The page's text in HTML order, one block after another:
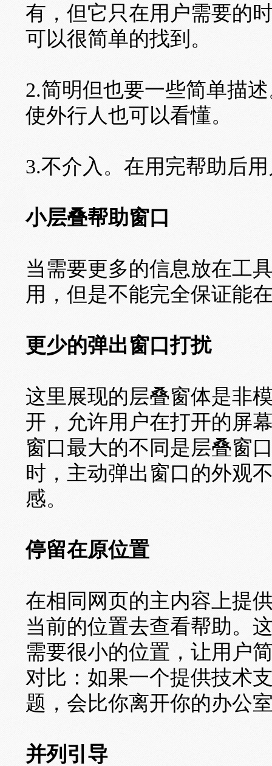
有，但它只在用户需要的
可以很简单的找到。
2.简明但也要一些简单描
使外行人也可以看懂。
3.不介入。在用完帮助后
小层叠帮助窗口
当需要更多的信息放在工
用，但是不能完全保证能
更少的弹出窗口打扰
这里展现的层叠窗体是非
开，允许用户在打开的屏
窗口最大的不同是层叠窗
时，主动弹出窗口的外观
感。
停留在原位置
在相同网页的主内容上提
当前的位置去查看帮助。
需要很小的位置，让用户
对比：如果一个提供技术
题，会比你离开你的办公
并列引导